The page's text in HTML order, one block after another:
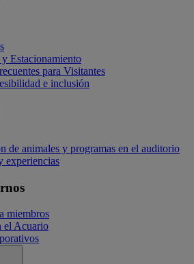
Estacionamiento
para Visitantes
e inclusión
de animales y programas en el auditorio
experiencias
miembros
el Acuario